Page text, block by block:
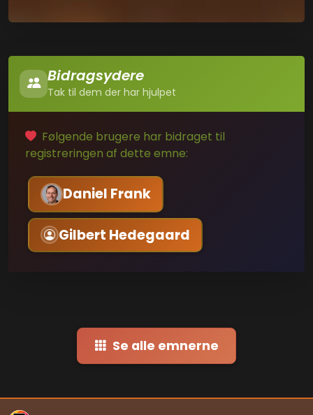
Bidragsydere
Tak til dem der har hjulpet
Følgende brugere har bidraget til
registreringen af dette emne:
Daniel Frank
Gilbert Hedegaard
Se alle emnerne